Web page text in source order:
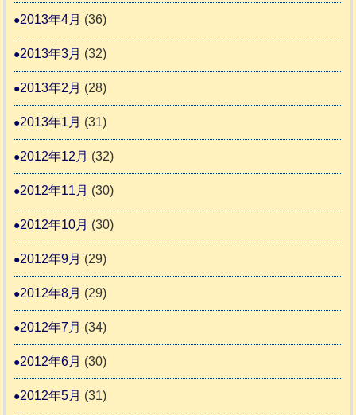
2013年4月 (36)
2013年3月 (32)
2013年2月 (28)
2013年1月 (31)
2012年12月 (32)
2012年11月 (30)
2012年10月 (30)
2012年9月 (29)
2012年8月 (29)
2012年7月 (34)
2012年6月 (30)
2012年5月 (31)